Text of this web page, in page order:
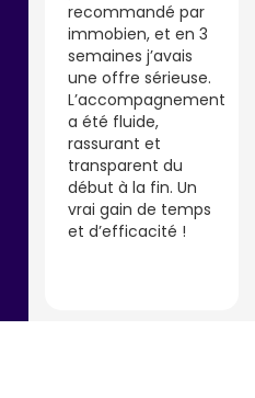
recommandé par
immobien, et en 3
semaines j’avais
une offre sérieuse.
L’accompagnement
a été fluide,
rassurant et
transparent du
début à la fin. Un
vrai gain de temps
et d’efficacité !